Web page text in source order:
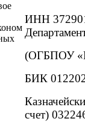
ИНН
(ОГБПОУ
БИК
счет)